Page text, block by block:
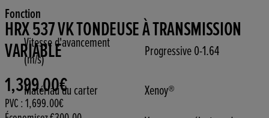
Fonction
Vitesse d'avancement
(m/s)
Progressive 0-1.64
Matériau du carter Xenoy®
HRX 537 VK TONDEUSE À TRANSMISSION
VARIABLE
Prix actuel : 1,399.00€.
1,399.00€
PVC : 1,699.00€